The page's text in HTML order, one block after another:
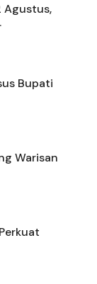
Agustus,
Bupati
Warisan